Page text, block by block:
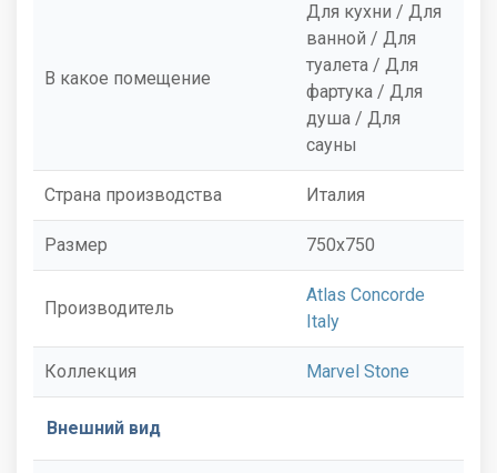
В какое помещение
Для кухни / Для
ванной / Для
туалета / Для
фартука / Для
душа / Для
сауны
Страна производства Италия
Размер 750x750
Производитель
Atlas Concorde
Italy
Коллекция Marvel Stone
Внешний вид